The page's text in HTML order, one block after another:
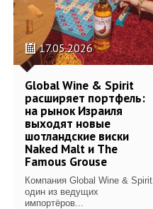
17.05.2026
Global Wine & Spirit
расширяет портфель:
на рынок Израиля
выходят новые
шотландские виски
Naked Malt и The
Famous Grouse
Компания Global Wine & Spirit,
один из ведущих
импортёров...